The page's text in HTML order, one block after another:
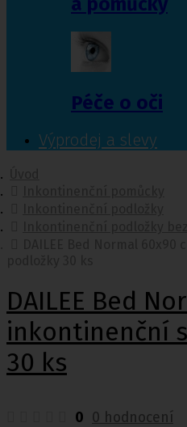
Péče o oči
Výprodej a slevy
DAILEE Bed
inkontinenční
30 ks
0 0 hodnocení